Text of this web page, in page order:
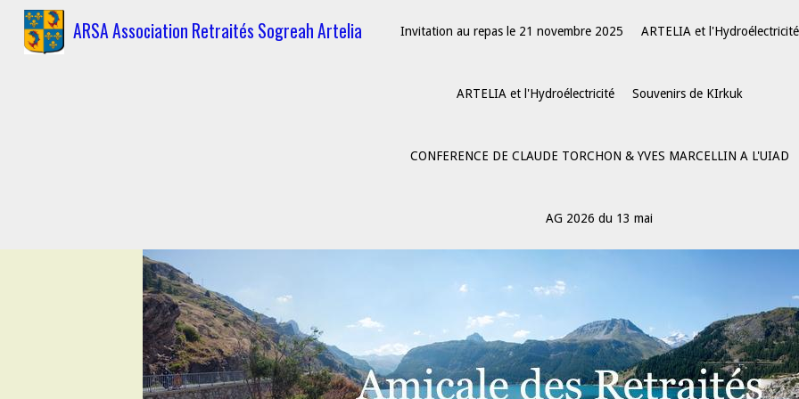
ARSA Association Retraités Sogreah Artelia Invitation au repas le 21 novembre 2025 ARTELIA et l'Hydroélectricité
ARTELIA et l'Hydroélectricité Souvenirs de KIrkuk
CONFERENCE DE CLAUDE TORCHON & YVES MARCELLIN A L'UIAD
AG 2026 du 13 mai